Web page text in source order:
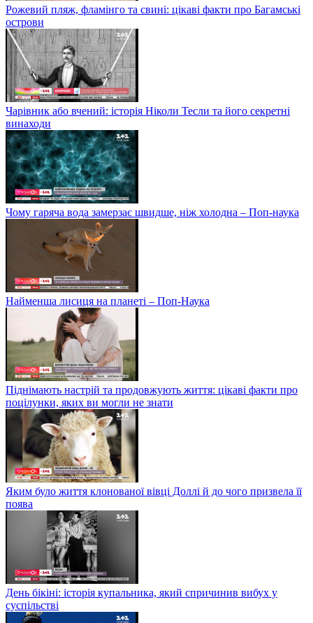
Рожевий пляж, фламінго та свині: цікаві факти про Багамські
острови
Чарівник або вчений: історія Ніколи Тесли та його секретні
винаходи
Чому гаряча вода замерзає швидше, ніж холодна – Поп-наука
Найменша лисиця на планеті – Поп-Наука
Піднімають настрій та продовжують життя: цікаві факти про
поцілунки, яких ви могли не знати
Яким було життя клонованої вівці Доллі й до чого призвела її
поява
День бікіні: історія купальника, який спричинив вибух у
суспільстві